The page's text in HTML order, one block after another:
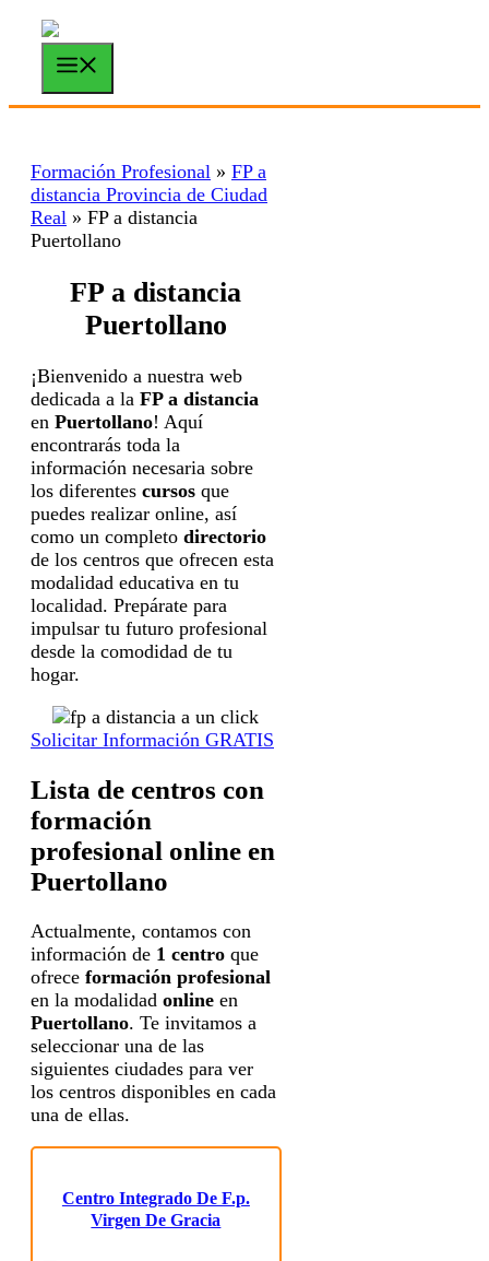
Saltar
contenido
Formación Profesional » FP a
distancia Provincia de Ciudad
Real » FP a distancia
Puertollano
FP a distancia
Puertollano
¡Bienvenido a nuestra web
dedicada a la FP a distancia
en Puertollano! Aquí
encontrarás toda la
información necesaria sobre
los diferentes cursos que
puedes realizar online, así
como un completo directorio
de los centros que ofrecen esta
modalidad educativa en tu
localidad. Prepárate para
impulsar tu futuro profesional
desde la comodidad de tu
hogar.
Solicitar Información GRATIS
Lista de centros con
formación
profesional online en
Puertollano
Actualmente, contamos con
información de 1 centro que
ofrece formación profesional
en la modalidad online en
Puertollano. Te invitamos a
seleccionar una de las
siguientes ciudades para ver
los centros disponibles en cada
una de ellas.
Centro Integrado De F.p.
Virgen De Gracia